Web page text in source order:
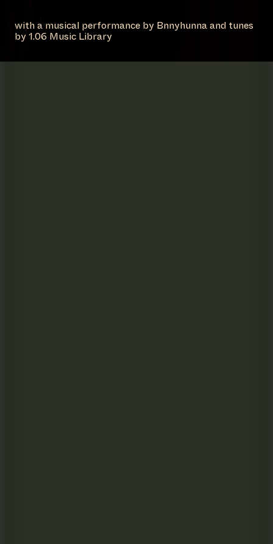
with a musical performance by Bnnyhunna and tunes
by 1.06 Music Library